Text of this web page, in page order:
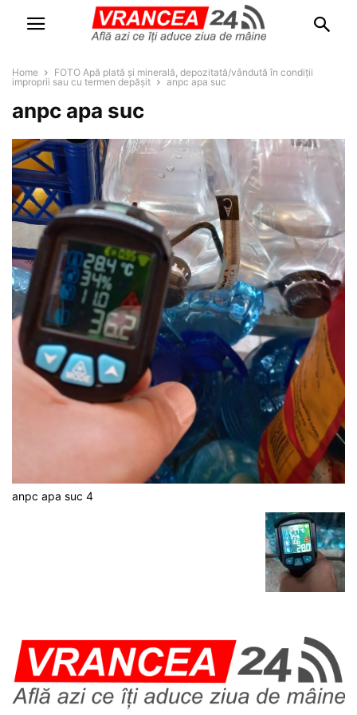
Home
FOTO Apă plată și minerală, depozitată/vândută în condiții
improprii sau cu termen depășit
anpc apa suc
anpc apa suc
anpc apa suc 4